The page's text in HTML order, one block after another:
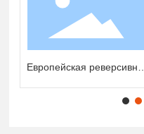
Европейская реверсивная
установка